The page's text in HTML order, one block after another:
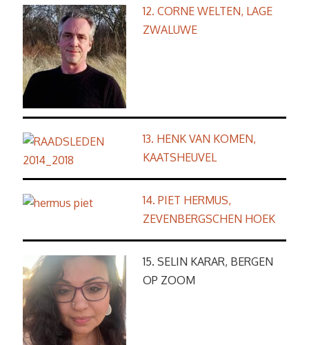
12. CORNE WELTEN, LAGE
ZWALUWE
13. HENK VAN KOMEN,
KAATSHEUVEL
14. PIET HERMUS,
ZEVENBERGSCHEN HOEK
15. SELIN KARAR, BERGEN
OP ZOOM